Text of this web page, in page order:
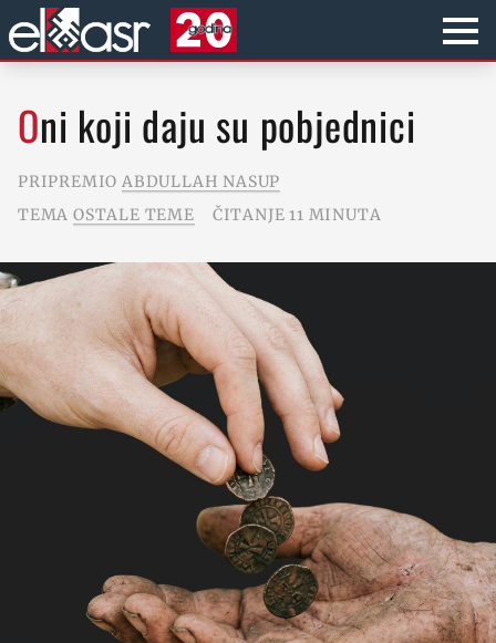
Oni koji daju su pobjednici
PRIPREMIO ABDULLAH NASUP
TEMA OSTALE TEME ČITANJE 11 MINUTA